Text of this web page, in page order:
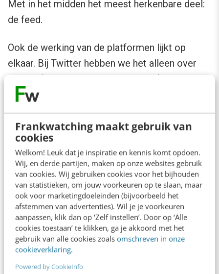
Frankwatching maakt gebruik van
cookies
Welkom! Leuk dat je inspiratie en kennis komt opdoen.
Wij, en derde partijen, maken op onze websites gebruik
van cookies. Wij gebruiken cookies voor het bijhouden
van statistieken, om jouw voorkeuren op te slaan, maar
ook voor marketingdoeleinden (bijvoorbeeld het
afstemmen van advertenties). Wil je je voorkeuren
aanpassen, klik dan op ‘Zelf instellen’. Door op ‘Alle
cookies toestaan’ te klikken, ga je akkoord met het
gebruik van alle cookies zoals omschreven in onze
cookieverklaring.
Powered by CookieInfo
Met in het midden het meest herkenbare deel:
de feed.
Ook de werking van de platformen lijkt op
elkaar. Bij Twitter hebben we het alleen over
tweets (als het over berichten gaat) en bij
Mastodon zijn dit ’toots’. En de retweets die
we van Twitter kennen, heet op dit platform
een ‘boost’.
Wil je de berichten van iemand op je tijdlijn
zien? Dan kun je deze persoon/dit account
volgen. Deze accounts kunnen jou uiteraard
ook terug volgen.